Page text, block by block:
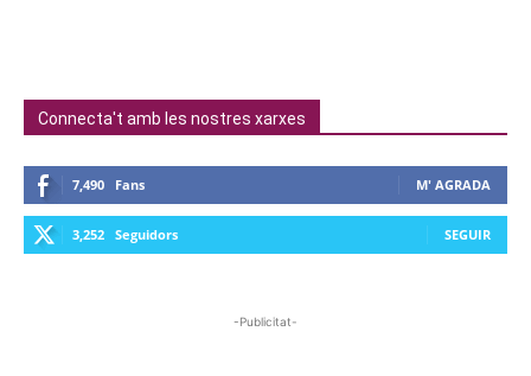
Connecta't amb les nostres xarxes
7,490 Fans M' AGRADA
3,252 Seguidors SEGUIR
-Publicitat-